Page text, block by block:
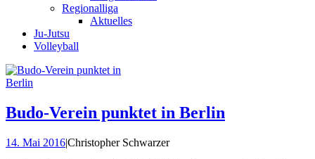
Regionalliga
Aktuelles
Ju-Jutsu
Volleyball
Budo-Verein punktet in Berlin
14. Mai 2016|Christopher Schwarzer